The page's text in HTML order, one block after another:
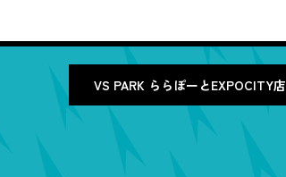
VS PARK ららぽーとEXPOCITY店